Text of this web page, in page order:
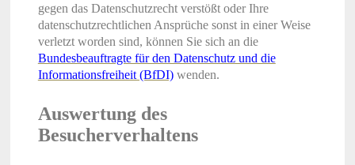
gegen das Datenschutzrecht verstößt oder Ihre
datenschutzrechtlichen Ansprüche sonst in einer Weise
verletzt worden sind, können Sie sich an die
Bundesbeauftragte für den Datenschutz und die
Informationsfreiheit (BfDI)wenden.
Auswertung des
Besucherverhaltens